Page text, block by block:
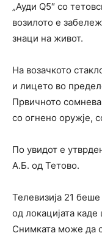
„Ауди Q5″ со
возилото е
знаци на живот.
На возачкото
и лицето во
Првичното
со огнено оружје,
По увидот е
А.Б. од Тетово.
Телевизија 21
од локацијата
Снимката може да